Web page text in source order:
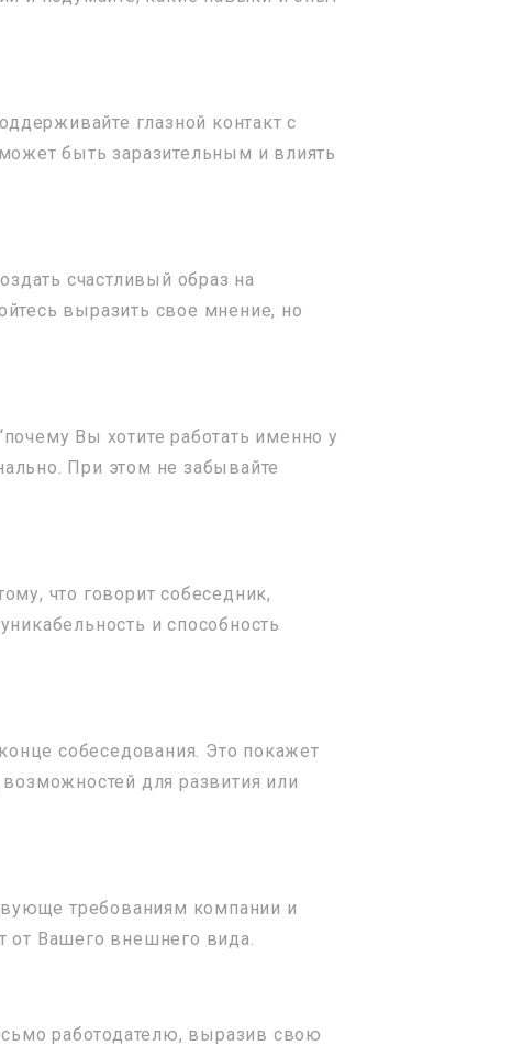
глазной контакт с
быть заразительным и влиять
счастливый образ на
выразить свое мнение, но
Вы хотите работать именно у
При этом не забывайте
что говорит собеседник,
и способность
собеседования. Это покажет
для развития или
требованиям компании и
от Вашего внешнего вида.
работодателю, выразив свою